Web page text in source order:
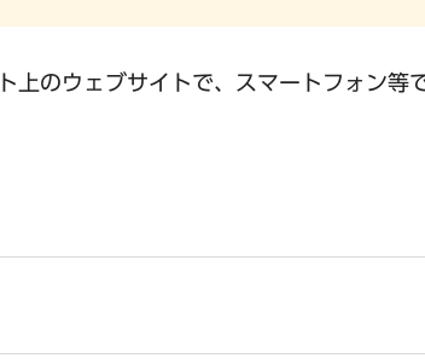
上のウェブサイトで、スマートフォン等